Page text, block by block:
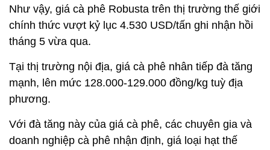
Như vậy, giá cà phê Robusta trên thị trường thế giới
chính thức vượt kỷ lục 4.530 USD/tấn ghi nhận hồi
tháng 5 vừa qua.
Tại thị trường nội địa, giá cà phê nhân tiếp đà tăng
mạnh, lên mức 128.000-129.000 đồng/kg tuỳ địa
phương.
Với đà tăng này của giá cà phê, các chuyên gia và
doanh nghiệp cà phê nhận định, giá loại hạt thế